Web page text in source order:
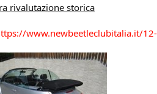
rivalutazione storica
www.newbeetleclubitalia.it/